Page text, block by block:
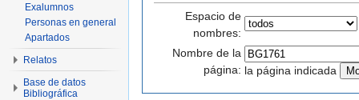
Espacio de
nombres:
Nombre de la
página: la página indicada
Exalumnos
Personas en general
Apartados
Relatos
Base de datos
Bibliográfica